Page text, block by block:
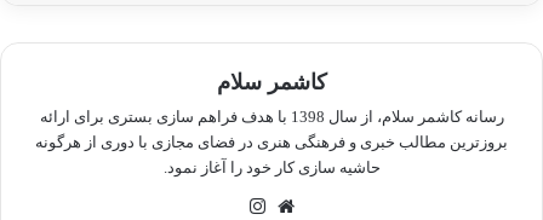
کاشمر سلام
رسانه کاشمر سلام، از سال 1398 با هدف فراهم سازی بستری برای ارائه
بروزترین مطالب خبری و فرهنگی هنری در فضای مجازی با دوری از هرگونه
حاشیه سازی کار خود را آغاز نمود.
وبسایت